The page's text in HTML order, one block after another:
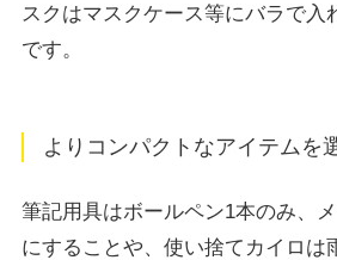
スクはマスクケース等にバラで入
です。
よりコンパクトなアイテムを
筆記用具はボールペン1本のみ、
にすることや、使い捨てカイロは